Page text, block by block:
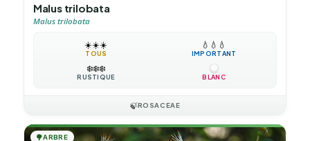
Malus trilobata
Malus trilobata
☀️☀️☀️
TOUS
💧 💧 💧
IMPORTANT
❄️❄️❄️
RUSTIQUE BLANC
🍃ROSACEAE
🌳ARBRE